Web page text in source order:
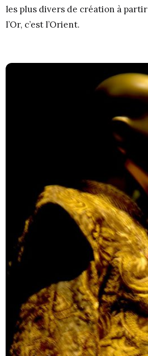
les plus divers de création à
l’Or, c’est l’Orient.